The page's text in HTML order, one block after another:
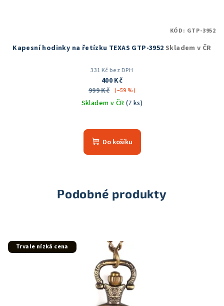
Kapesní hodinky na řetízku TEXAS GTP-3952 Skladem v ČR
331 Kč bez DPH
400 Kč
999 Kč (–59 %)
Skladem v ČR (7 ks)
hodnocení
produktu
hvězdiček.
Do košíku
KÓD: GTP-3952
Podobné produkty
Trvale nízká cena